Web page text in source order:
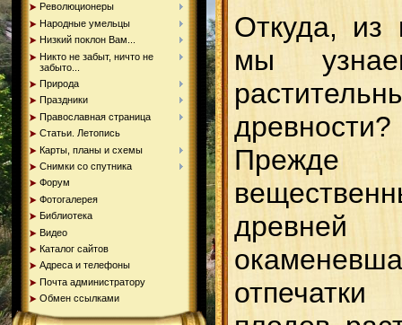
Революционеры
Народные умельцы
Низкий поклон Вам...
Никто не забыт, ничто не
забыто...
Природа
Праздники
Православная страница
Статьи. Летопись
Карты, планы и схемы
Снимки со спутника
Форум
Фотогалерея
Библиотека
Видео
Каталог сайтов
Адреса и телефоны
Почта администратору
Обмен ссылками
Откуда, из
мы
древности?